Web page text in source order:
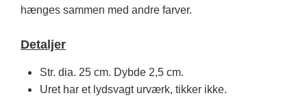
hænges sammen med andre farver.
Detaljer
Str. dia. 25 cm. Dybde 2,5 cm.
Uret har et lydsvagt urværk, tikker ikke.